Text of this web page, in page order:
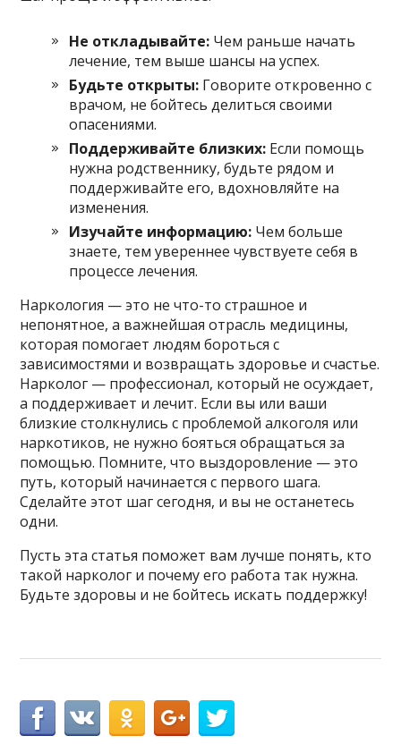
Не откладывайте: Чем раньше начать
лечение, тем выше шансы на успех.
Будьте открыты: Говорите откровенно с
врачом, не бойтесь делиться своими
опасениями.
Поддерживайте близких: Если помощь
нужна родственнику, будьте рядом и
поддерживайте его, вдохновляйте на
изменения.
Изучайте информацию: Чем больше
знаете, тем увереннее чувствуете себя в
процессе лечения.
Наркология — это не что-то страшное и
непонятное, а важнейшая отрасль медицины,
которая помогает людям бороться с
зависимостями и возвращать здоровье и счастье.
Нарколог — профессионал, который не осуждает,
а поддерживает и лечит. Если вы или ваши
близкие столкнулись с проблемой алкоголя или
наркотиков, не нужно бояться обращаться за
помощью. Помните, что выздоровление — это
путь, который начинается с первого шага.
Сделайте этот шаг сегодня, и вы не останетесь
одни.
Пусть эта статья поможет вам лучше понять, кто
такой нарколог и почему его работа так нужна.
Будьте здоровы и не бойтесь искать поддержку!